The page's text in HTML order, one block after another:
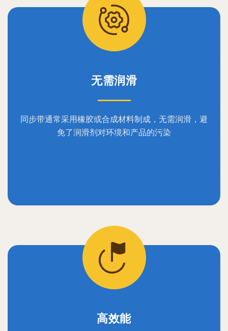
无需润滑
同步带通常采用橡胶或合成材料制成，无需润滑，避
免了润滑剂对环境和产品的污染
高效能